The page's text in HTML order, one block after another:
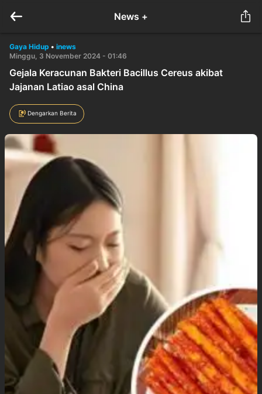
News +
Gaya Hidup • inews
Minggu, 3 November 2024 - 01:46
Gejala Keracunan Bakteri Bacillus Cereus akibat
Jajanan Latiao asal China
Dengarkan Berita